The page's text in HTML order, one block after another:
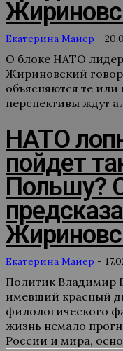
Екатерина Майер -
О блоке НАТО
Жириновский
объясняются те
перспективы ждут
НАТО
пойдет
Польшу?
Екатерина Майер -
Политик Владимир
имевший красный
филологического
жизнь немало
России и мира,